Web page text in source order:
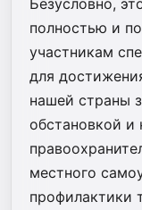
полностью и
участникам
для
нашей страны
обстановкой
местного
профилактики